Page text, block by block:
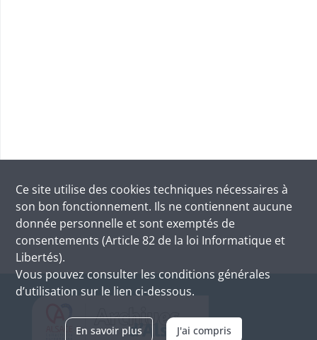
Ce site utilise des cookies techniques nécessaires à
son bon fonctionnement. Ils ne contiennent aucune
donnée personnelle et sont exemptés de
consentements (Article 82 de la loi Informatique et
Libertés).
Vous pouvez consulter les conditions générales
d’utilisation sur le lien ci-dessous.
En savoir plus J'ai compris